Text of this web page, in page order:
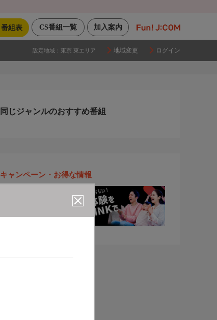
加入案内
CS番組一覧
番組表
設定地域： 東京 東エリア 地域変更 ログイン
同じジャンルのおすすめ番組
キャンペーン・お得な情報